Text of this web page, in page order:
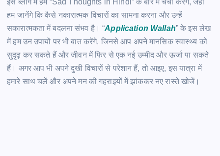
इस ब्लॉग में हम “Sad Thoughts in Hindi” के बारे में चर्चा करेंगे, जहाँ
हम जानेंगे कि कैसे नकारात्मक विचारों का सामना करना और उन्हें
सकारात्मकता में बदलना संभव है। “Application Wallah” के इस लेख
में हम उन उपायों पर भी बात करेंगे, जिनसे आप अपने मानसिक स्वास्थ्य को
सुदृढ़ कर सकते हैं और जीवन में फिर से एक नई उम्मीद और ऊर्जा पा सकते
हैं। अगर आप भी अपने दुखी विचारों से परेशान हैं, तो आइए, इस यात्रा में
हमारे साथ चलें और अपने मन की गहराइयों में झांककर नए रास्ते खोजें।